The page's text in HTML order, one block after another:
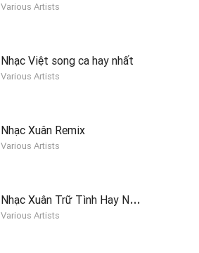
Various Artists
Nhạc Việt song ca hay nhất
Various Artists
Nhạc Xuân Remix
Various Artists
N
hạc Xuân Trữ Tình Hay Nhất
Various Artists